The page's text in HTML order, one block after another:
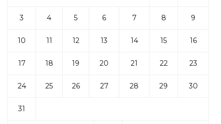
3 4 5 6 7 8 9
10 11 12 13 14 15 16
17 18 19 20 21 22 23
24 25 26 27 28 29 30
31